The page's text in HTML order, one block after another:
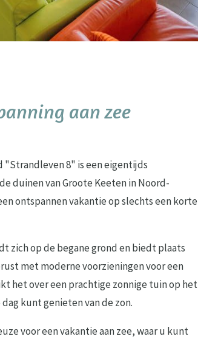
aan zee
8" is een eigentijds
duinen van Groote Keeten in Noord-
ontspannen vakantie op slechts een korte
zich op de begane grond en biedt plaats
met moderne voorzieningen voor een
het over een prachtige zonnige tuin op het
kunt genieten van de zon.
voor een vakantie aan zee, waar u kunt